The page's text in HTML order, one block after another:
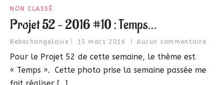
NON CLASSÉ
Projet 52 – 2016 #10 : Temps…
Bebechangelavie 15 mars 2016 Aucun commentaire
Pour le Projet 52 de cette semaine, le thème est
« Temps ». Cette photo prise la semaine passée me